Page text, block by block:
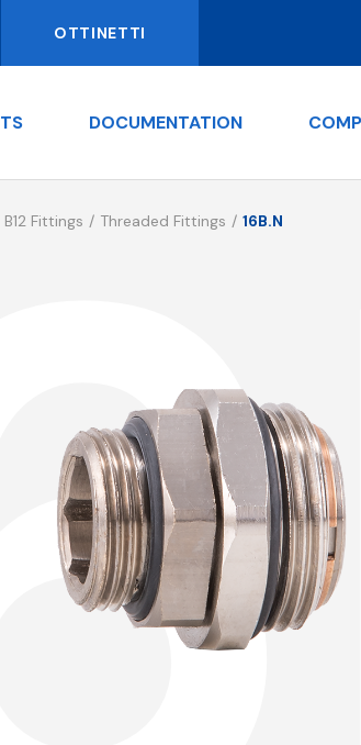
OTTINETTI
DOCUMENTATION
B12 Fittings Threaded Fittings 16B.N